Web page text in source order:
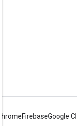
ChromeFirebaseGoogle